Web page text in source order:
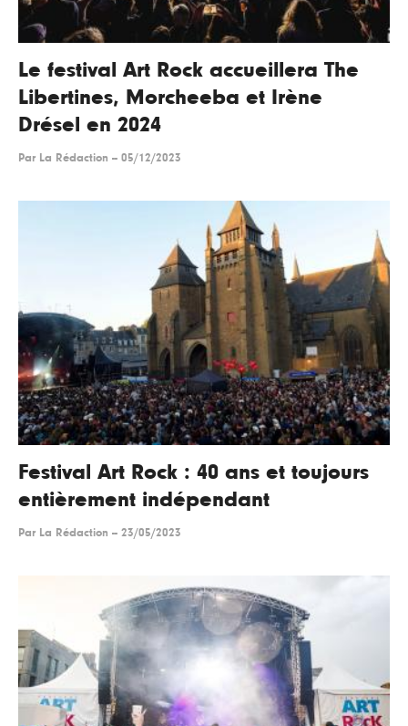
Le festival Art Rock accueillera The
Libertines, Morcheeba et Irène
Drésel en 2024
Par La Rédaction -- 05/12/2023
Festival Art Rock : 40 ans et toujours
entièrement indépendant
Par La Rédaction -- 23/05/2023